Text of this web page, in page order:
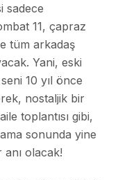
sadece
11, çapraz
tüm arkadaş
Yani, eski
10 yıl önce
nostaljik bir
toplantısı gibi,
ama sonunda yine
anı olacak!